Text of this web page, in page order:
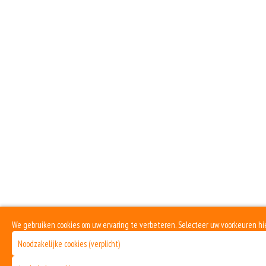
We gebruiken cookies om uw ervaring te verbeteren. Selecteer uw voorkeuren
Noodzakelijke cookies (verplicht)